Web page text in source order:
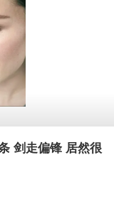
剑走偏锋 居然很